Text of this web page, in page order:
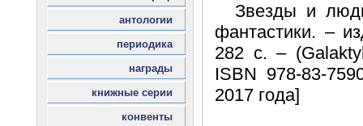
Звезды и
фантастики. –
282 с. –
ISBN 978-83-
2017 года]